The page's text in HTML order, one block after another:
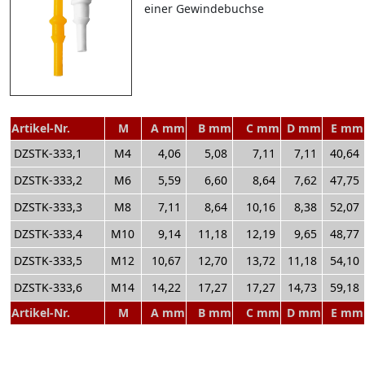
einer Gewindebuchse
Artikel-Nr. M A mm B mm C mm D mm E mm
Artikel-Nr. M A mm B mm C mm D mm E mm
DZSTK-333,1 M4 4,06 5,08 7,11 7,11
40,64
DZSTK-333,2
M6 5,59 6,60 8,64 7,62
47,75
DZSTK-333,3
M8 7,11 8,64 10,16 8,38
52,07
DZSTK-333,4
M10 9,14 11,18 12,19 9,65
48,77
DZSTK-333,5
M12 10,67 12,70 13,72 11,18
54,10
DZSTK-333,6
M14 14,22 17,27 17,27 14,73 59,18